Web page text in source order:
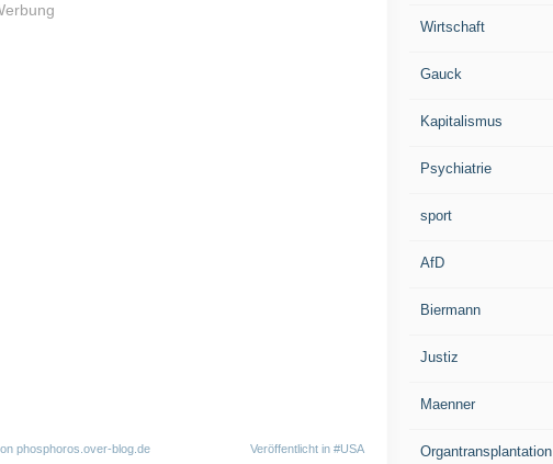
phosphoros.over-blog.de Veröffentlicht in #USA
Wirtschaft
Gauck
Kapitalismus
Psychiatrie
sport
AfD
Biermann
Justiz
Maenner
Organtransplantation